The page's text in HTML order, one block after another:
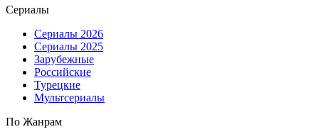
Сериалы
Сериалы 2026
Сериалы 2025
Зарубежные
Российские
Турецкие
Мультсериалы
По Жанрам